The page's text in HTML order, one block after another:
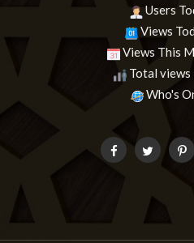
Users
Views
Views This
Total
Who's